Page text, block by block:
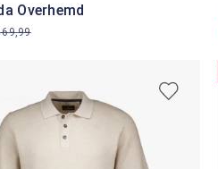
Overhemd
69,99